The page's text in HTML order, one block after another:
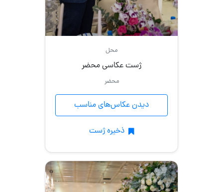
محل
ژست عکاسی محضر
محضر
دیدن عکاس‌های مناسب
ذخیره ژست